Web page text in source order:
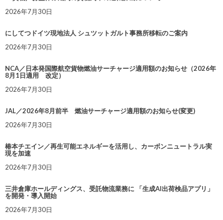
2026年7月30日
にしてつドイツ現地法人 シュツットガルト事務所移転のご案内
2026年7月30日
NCA／日本発国際航空貨物燃油サーチャージ適用額のお知らせ（2026年
8月1日適用 改定）
2026年7月30日
JAL／2026年8月前半 燃油サーチャージ適用額のお知らせ(変更)
2026年7月30日
椿本チエイン／再生可能エネルギーを活用し、カーボンニュートラル実
現を加速
2026年7月30日
三井倉庫ホールディングス、受託物流業務に 「生成AI出荷検品アプリ」
を開発・導入開始
2026年7月30日